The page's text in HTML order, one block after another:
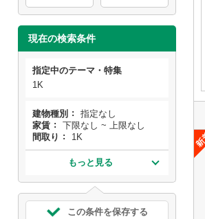
現在の検索条件
指定中のテーマ・特集
1K
建物種別
指定なし
家賃
下限なし ~ 上限なし
間取り
1K
もっと見る
この条件を保存する